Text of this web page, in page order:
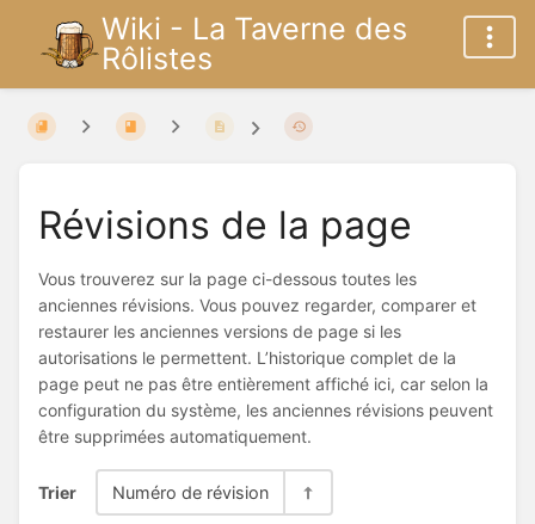
Wiki - La Taverne des
Rôlistes
Révisions de la page
Vous trouverez sur la page ci-dessous toutes les
anciennes révisions. Vous pouvez regarder, comparer et
restaurer les anciennes versions de page si les
autorisations le permettent. L’historique complet de la
page peut ne pas être entièrement affiché ici, car selon la
configuration du système, les anciennes révisions peuvent
être supprimées automatiquement.
Trier Numéro de révision